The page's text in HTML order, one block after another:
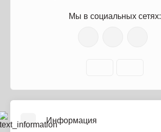
Мы в социальных сетях:
Информация